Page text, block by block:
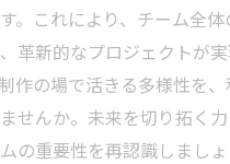
。これにより、チーム全
革新的なプロジェクトが
作の場で活きる多様性を
せんか。未来を切り拓く
の重要性を再認識しましょ